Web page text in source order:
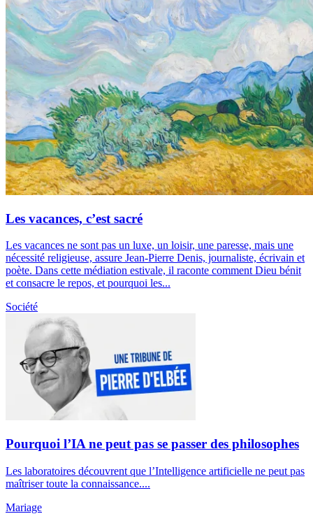
Les vacances, c’est sacré
Les vacances ne sont pas un luxe, un loisir, une paresse, mais une
nécessité religieuse, assure Jean-Pierre Denis, journaliste, écrivain et
poète. Dans cette médiation estivale, il raconte comment Dieu bénit
et consacre le repos, et pourquoi les...
Société
Pourquoi l’IA ne peut pas se passer des philosophes
Les laboratoires découvrent que l’Intelligence artificielle ne peut pas
maîtriser toute la connaissance....
Mariage